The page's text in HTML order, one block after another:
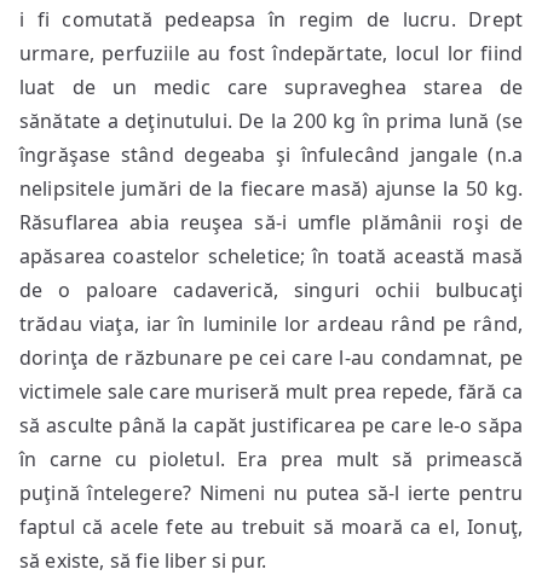
i fi comutată pedeapsa în regim de lucru. Drept
urmare, perfuziile au fost îndepărtate, locul lor fiind
luat de un medic care supraveghea starea de
sănătate a deţinutului. De la 200 kg în prima lună (se
îngrăşase stând degeaba şi înfulecând jangale (n.a
nelipsitele jumări de la fiecare masă) ajunse la 50 kg.
Răsuflarea abia reuşea să-i umfle plămânii roşi de
apăsarea coastelor scheletice; în toată această masă
de o paloare cadaverică, singuri ochii bulbucaţi
trădau viaţa, iar în luminile lor ardeau rând pe rând,
dorinţa de răzbunare pe cei care l-au condamnat, pe
victimele sale care muriseră mult prea repede, fără ca
să asculte până la capăt justificarea pe care le-o săpa
în carne cu pioletul. Era prea mult să primească
puţină întelegere? Nimeni nu putea să-l ierte pentru
faptul că acele fete au trebuit să moară ca el, Ionuţ,
să existe, să fie liber si pur.